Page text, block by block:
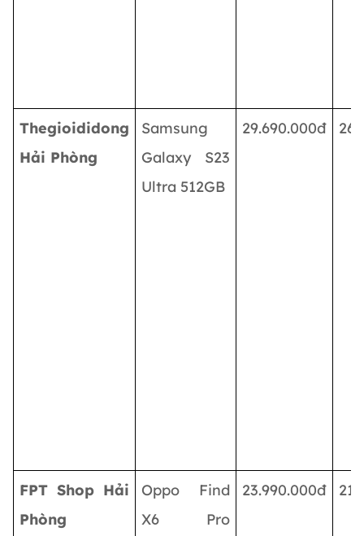
Thegioididong
Hải Phòng
Samsung
Galaxy S23
Ultra 512GB
29.690.000đ
FPT Shop Hải
Phòng
Oppo Find
X6 Pro
23.990.000đ